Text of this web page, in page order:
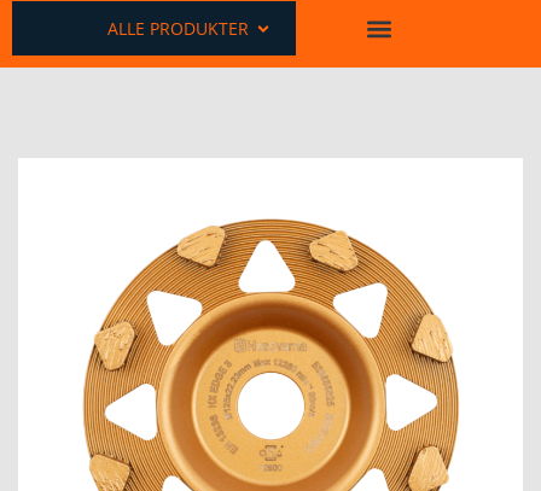
ALLE PRODUKTER